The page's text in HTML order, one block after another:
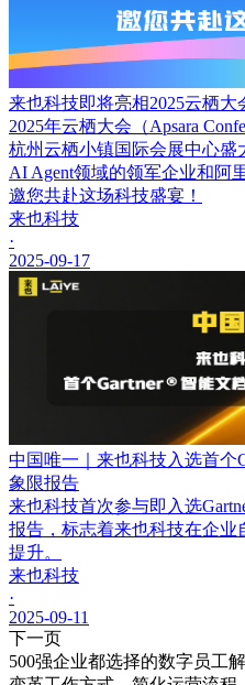
来也科技即将亮相2025云栖
2025年云栖大会（Apsara
杭州云栖小镇国际会展中心
AI Agent领域的领军企业和阿
邀您共赴这场科技盛宴！
来也科技
·
2025-09-17
中国唯一｜来也科技入选首个
象限报告
来也科技首次参与即入选
报告，标志着来也科技在企
提升。
来也科技
·
2025-09-11
下一页
500强企业都选择的数字员工